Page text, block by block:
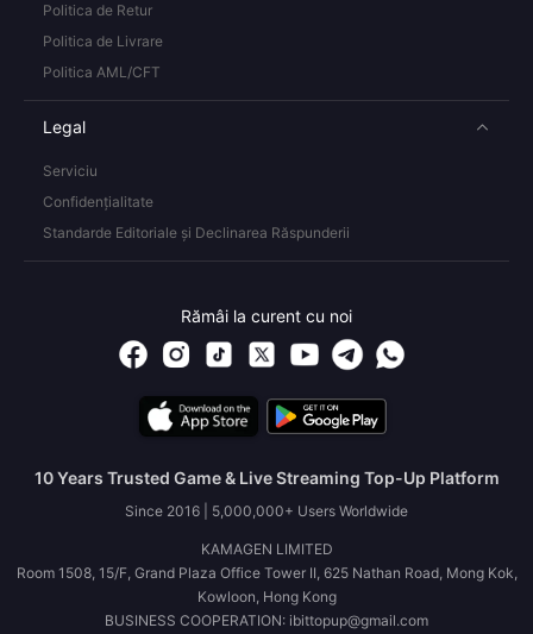
Politica de Retur
Politica de Livrare
Politica AML/CFT
Legal
Serviciu
Confidențialitate
Standarde Editoriale și Declinarea Răspunderii
Rămâi la curent cu noi
10 Years Trusted Game & Live Streaming Top-Up Platform
Since 2016 | 5,000,000+ Users Worldwide
KAMAGEN LIMITED
Room 1508, 15/F, Grand Plaza Office Tower II, 625 Nathan Road, Mong Kok,
Kowloon, Hong Kong
BUSINESS COOPERATION: ibittopup@gmail.com